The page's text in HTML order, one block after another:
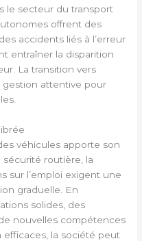
le secteur du transport
offrent des
accidents liés à l’erreur
entraîner la disparition
La transition vers
gestion attentive pour
véhicules apporte son
sécurité routière, la
sur l’emploi exigent une
graduelle. En
solides, des
nouvelles compétences
la société peut